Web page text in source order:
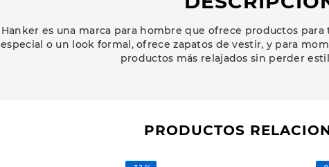
Hanker es una marca para hombre que ofrece productos para
especial o un look formal, ofrece zapatos de vestir, y para
productos más relajados sin perder
PRODUCTOS